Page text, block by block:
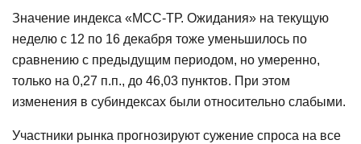
Значение индекса «МСС-ТР. Ожидания» на текущую
неделю с 12 по 16 декабря тоже уменьшилось по
сравнению с предыдущим периодом, но умеренно,
только на 0,27 п.п., до 46,03 пунктов. При этом
изменения в субиндексах были относительно слабыми.
Участники рынка прогнозируют сужение спроса на все